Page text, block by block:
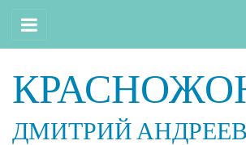
ДМИТРИЙ